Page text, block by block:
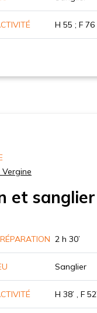
H 55 ; F 76
et sanglier
2 h 30’
Sanglier
H 38’ , F 52’